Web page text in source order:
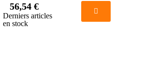
56,54 €
Derniers articles
en stock